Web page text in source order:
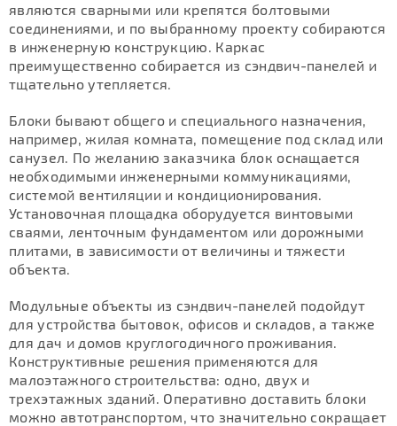
являются сварными или крепятся болтовыми
соединениями, и по выбранному проекту собираются
в инженерную конструкцию. Каркас
преимущественно собирается из сэндвич-панелей и
тщательно утепляется.
Блоки бывают общего и специального назначения,
например, жилая комната, помещение под склад или
санузел. По желанию заказчика блок оснащается
необходимыми инженерными коммуникациями,
системой вентиляции и кондиционирования.
Установочная площадка оборудуется винтовыми
сваями, ленточным фундаментом или дорожными
плитами, в зависимости от величины и тяжести
объекта.
Модульные объекты из сэндвич-панелей подойдут
для устройства бытовок, офисов и складов, а также
для дач и домов круглогодичного проживания.
Конструктивные решения применяются для
малоэтажного строительства: одно, двух и
трехэтажных зданий. Оперативно доставить блоки
можно автотранспортом, что значительно сокращает